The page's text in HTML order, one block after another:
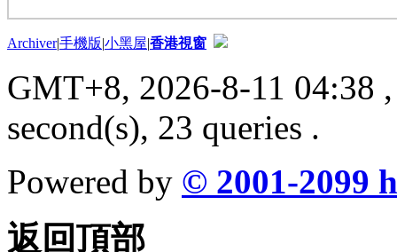
Archiver|手機版|小黑屋|香港視窗
GMT+8, 2026-8-11 04:38
second(s), 23 queries .
Powered by © 2001-2099
返回頂部